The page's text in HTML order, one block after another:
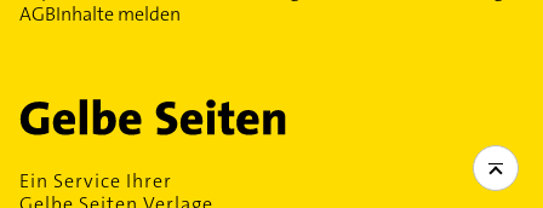
AGBInhalte melden
Ein Service Ihrer